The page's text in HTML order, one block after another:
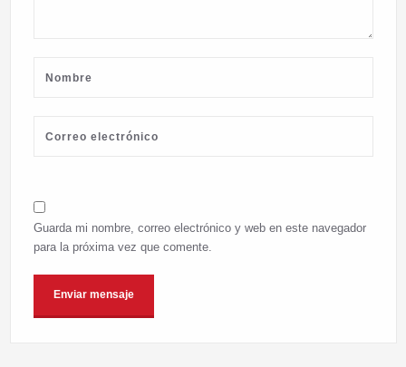
Guarda mi nombre, correo electrónico y web en este navegador
para la próxima vez que comente.